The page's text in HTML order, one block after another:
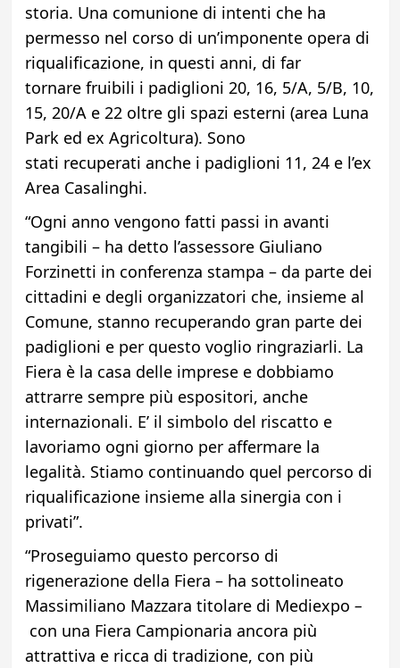
storia. Una comunione di intenti che ha
permesso nel corso di un’imponente opera di
riqualificazione, in questi anni, di far
tornare fruibili i padiglioni 20, 16, 5/A, 5/B, 10,
15, 20/A e 22 oltre gli spazi esterni (area Luna
Park ed ex Agricoltura). Sono
stati recuperati anche i padiglioni 11, 24 e l’ex
Area Casalinghi.
“Ogni anno vengono fatti passi in avanti
tangibili – ha detto l’assessore Giuliano
Forzinetti in conferenza stampa – da parte dei
cittadini e degli organizzatori che, insieme al
Comune, stanno recuperando gran parte dei
padiglioni e per questo voglio ringraziarli. La
Fiera è la casa delle imprese e dobbiamo
attrarre sempre più espositori, anche
internazionali. E’ il simbolo del riscatto e
lavoriamo ogni giorno per affermare la
legalità. Stiamo continuando quel percorso di
riqualificazione insieme alla sinergia con i
privati”.
“Proseguiamo questo percorso di
rigenerazione della Fiera – ha sottolineato
Massimiliano Mazzara titolare di Mediexpo –
con una Fiera Campionaria ancora più
attrattiva e ricca di tradizione, con più